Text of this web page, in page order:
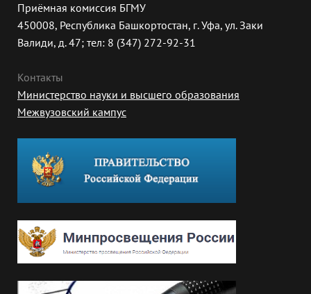
Приёмная комиссия БГМУ
450008, Республика Башкортостан, г. Уфа, ул. Заки
Валиди, д. 47; тел: 8 (347) 272-92-31
Контакты
Министерство науки и высшего образования
Межвузовский кампус